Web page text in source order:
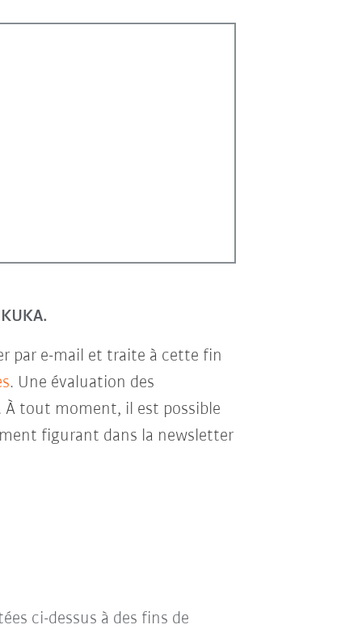
par e-mail et traite à cette fin
. Une évaluation des
À tout moment, il est possible
figurant dans la newsletter
ci-dessus à des fins de